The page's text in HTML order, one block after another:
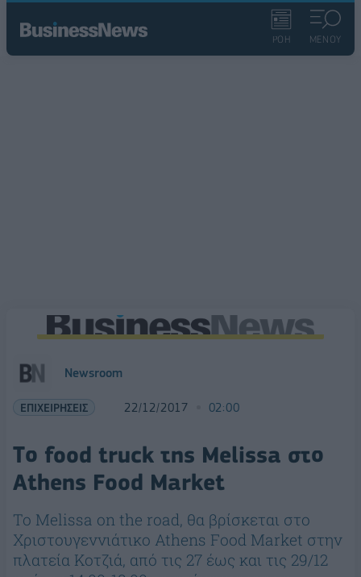
ΡΟΗ ΜΕΝΟΥ
Newsroom
ΕΠΙΧΕΙΡΗΣΕΙΣ 22/12/2017 02:00
Tο food truck της Melissa στο
Athens Food Market
Το Melissa on the road, θα βρίσκεται στο
Χριστουγεννιάτικο Athens Food Market στην
πλατεία Κοτζιά, από τις 27 έως και τις 29/12